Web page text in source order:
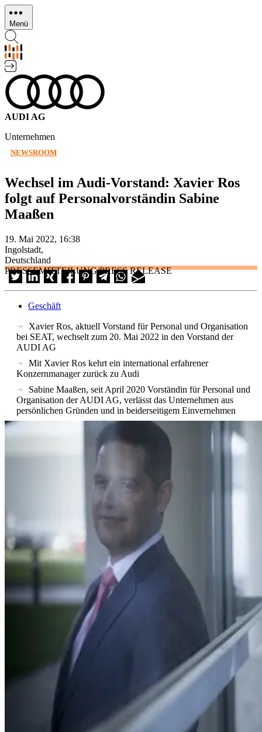
Direkt
zum
Inhalt
Menü
AUDI AG
Unternehmen
NEWSROOM
Wechsel im Audi-Vorstand: Xavier Ros
folgt auf Personalvorständin Sabine
Maaßen
19. Mai 2022, 16:38
Ingolstadt,
Deutschland
PRESSEMITTEILUNG/PRESS RELEASE
Geschäft
Xavier Ros, aktuell Vorstand für Personal und Organisation
bei SEAT, wechselt zum 20. Mai 2022 in den Vorstand der
AUDI AG
Mit Xavier Ros kehrt ein international erfahrener
Konzernmanager zurück zu Audi
Sabine Maaßen, seit April 2020 Vorständin für Personal und
Organisation der AUDI AG, verlässt das Unternehmen aus
persönlichen Gründen und in beiderseitigem Einvernehmen